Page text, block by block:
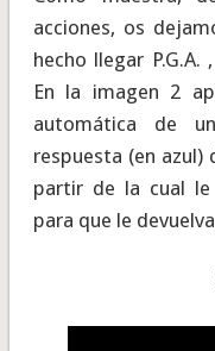
acciones, os
hecho llegar
En la imagen 2
automática de
respuesta (en azul)
partir de la cual le
para que le